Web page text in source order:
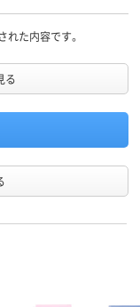
れた内容です。
る